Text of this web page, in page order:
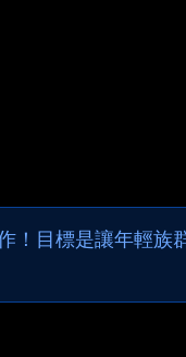
！目標是讓年輕族